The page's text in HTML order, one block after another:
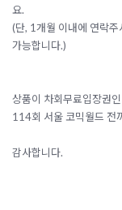
요.
(단, 1개월 이내에 연락
가능합니다.)
상품이 차회무료입장권
114회 서울 코믹월드 전
감사합니다.